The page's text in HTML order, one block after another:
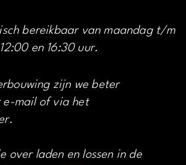
bereikbaar van maandag t/m
en 16:30 uur.
zijn we beter
e-mail of via het
over laden en lossen in de